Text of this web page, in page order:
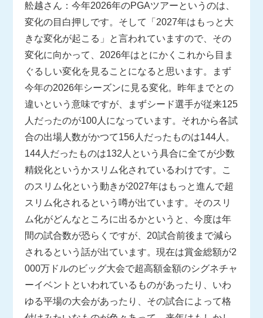
舩越さん：今年2026年のPGAツアーというのは、
変化の目白押しです。そして「2027年はもっと大
きな変化が起こる」と言われていますので、その
変化に向かって、2026年はとにかくこれから目ま
ぐるしい変化を見ることになると思います。まず
今年の2026年シーズンに見る変化。昨年までとの
違いという意味ですが、まずシード選手が従来125
人だったのが100人になっています。それから各試
合の出場人数がかつて156人だったものは144人。
144人だったものは132人という具合に全てが少数
精鋭化というかスリム化されているわけです。こ
のスリム化という動きが2027年はもっと進んで超
スリム化されるという噂が出ています。そのスリ
ム化がどんなところに出るかというと、今度は年
間の試合数が恐らくですが、20試合前後まで減ら
されるという話が出ています。現在は賞金総額が2
000万ドルのビッグ大会で超高額金額のシグネチャ
ーイベントといわれているものがあったり、いわ
ゆる平場の大会があったり、その試合によって格